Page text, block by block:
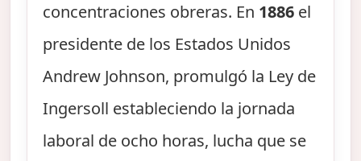
concentraciones obreras. En 1886 el
presidente de los Estados Unidos
Andrew Johnson, promulgó la Ley de
Ingersoll estableciendo la jornada
laboral de ocho horas, lucha que se